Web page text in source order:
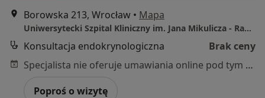
Borowska 213, Wrocław • Mapa
Uniwersytecki Szpital Kliniczny im. Jana Mikulicza - Radeckiego we Wrocławiu
Konsultacja endokrynologiczna
Brak ceny
Specjalista nie oferuje umawiania online pod tym adresem.
Poproś o wizytę